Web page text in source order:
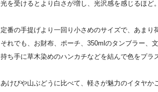
光を受けるとより白さが増し、光沢感を感じるほど。
定番の手提げより一回り小さめのサイズで、あまり
それでも、お財布、ポーチ、350mlのタンブラー、
持ち手に草木染めのハンカチなどを結んで色をプラ
あけびや山ぶどうに比べて、軽さが魅力のイタヤか